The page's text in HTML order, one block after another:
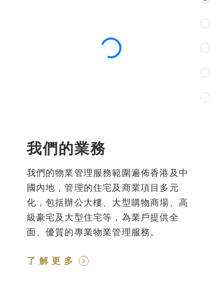
我們的業務
我們的物業管理服務範圍遍佈香港及中
國內地，管理的住宅及商業項目多元
化，包括辦公大樓、大型購物商場、高
級豪宅及大型住宅等，為業戶提供全
面、優質的專業物業管理服務。
了解更多